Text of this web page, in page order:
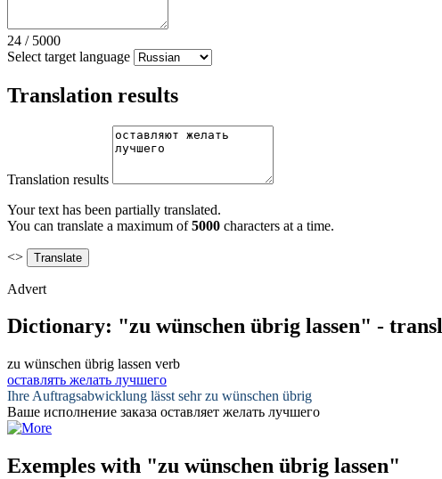
24 / 5000
Select target language
Translation results
Translation results
Your text has been partially translated.
You can translate a maximum of5000 characters at a time.
<>
Advert
Dictionary: "zu wünschen übrig lassen" -
zu wünschen übrig lassen verb
оставлять желать лучшего
Ihre Auftragsabwicklung lässt sehrzu wünschen übrig
Ваше исполнение заказа оставляет желать лучшего
Exemples with "zu wünschen übrig lassen"